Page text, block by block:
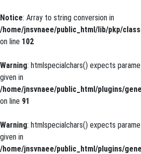
Notice: Array to string conversion in
/home/jnsvnaee/public_html/lib/pkp/
on line 102
Warning: htmlspecialchars() expects
given in
/home/jnsvnaee/public_html/plugins/
on line 91
Warning: htmlspecialchars() expects
given in
/home/jnsvnaee/public_html/plugins/